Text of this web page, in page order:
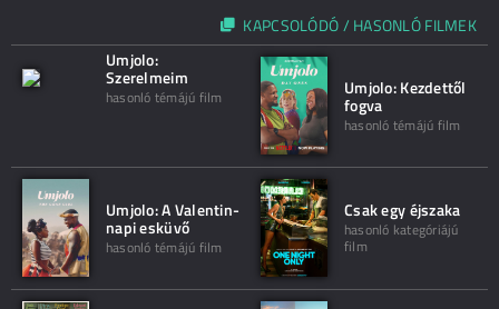
KAPCSOLÓDÓ / HASONLÓ FILMEK
Umjolo:
Szerelmeim
hasonló témájú film Umjolo: Kezdettől
fogva
hasonló témájú film
Umjolo: A Valentin-
napi esküvő
hasonló témájú film
Csak egy éjszaka
hasonló kategóriájú
film